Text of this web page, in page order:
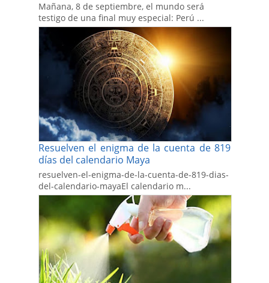
Mañana, 8 de septiembre, el mundo será
testigo de una final muy especial: Perú ...
Resuelven el enigma de la cuenta de 819
días del calendario Maya
resuelven-el-enigma-de-la-cuenta-de-819-dias-
del-calendario-mayaEl calendario m...